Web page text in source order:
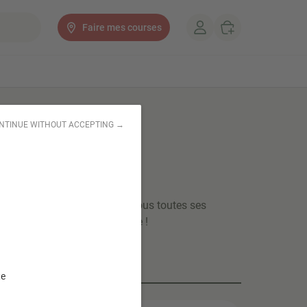
WITHOUT ACCEPTING →
Faire mes courses
douce bio se cuisine sous toutes ses
et de janvier à décembre !